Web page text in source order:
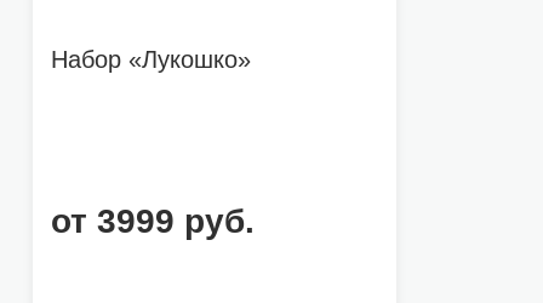
Набор «Лукошко»
от 3999 руб.